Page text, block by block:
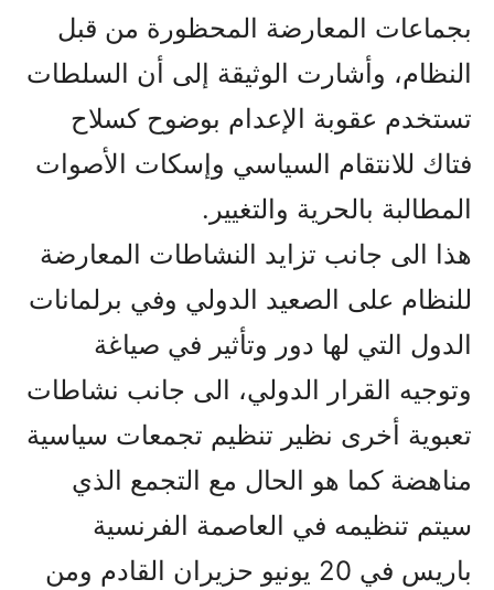
بجماعات المعارضة المحظورة من قبل
النظام، وأشارت الوثيقة إلى أن السلطات
تستخدم عقوبة الإعدام بوضوح كسلاح
فتاك للانتقام السياسي وإسكات الأصوات
المطالبة بالحرية والتغيير.
هذا الى جانب تزايد النشاطات المعارضة
للنظام على الصعيد الدولي وفي برلمانات
الدول التي لها دور وتأثير في صياغة
وتوجيه القرار الدولي، الى جانب نشاطات
تعبوية أخرى نظير تنظيم تجمعات سياسية
مناهضة کما هو الحال مع التجمع الذي
سيتم تنظيمه في العاصمة الفرنسية
باريس في 20 يونيو حزيران القادم ومن